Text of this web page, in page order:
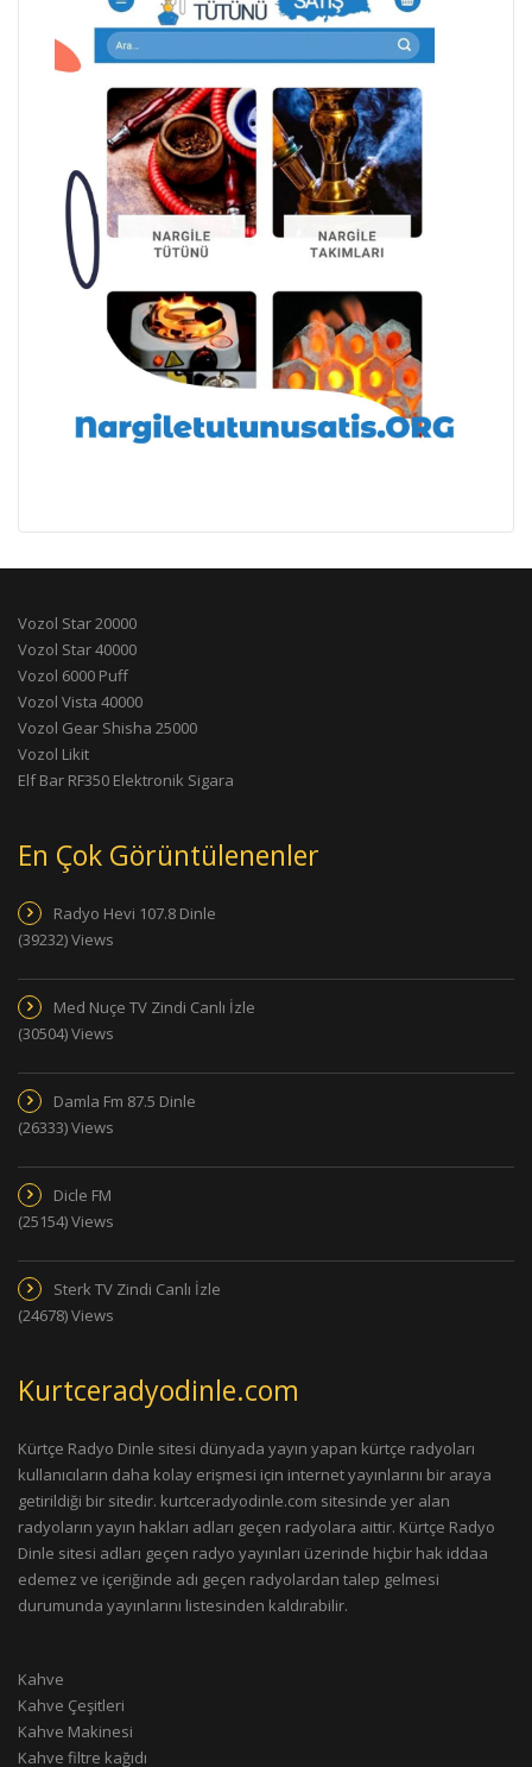
Vozol Star 20000
Vozol Star 40000
Vozol 6000 Puff
Vozol Vista 40000
Vozol Gear Shisha 25000
Vozol Likit
Elf Bar RF350 Elektronik Sigara
En Çok Görüntülenenler
Radyo Hevi 107.8 Dinle
(39232) Views
Med Nuçe TV Zindi Canlı İzle
(30504) Views
Damla Fm 87.5 Dinle
(26333) Views
Dicle FM
(25154) Views
Sterk TV Zindi Canlı İzle
(24678) Views
Kurtceradyodinle.com
Kürtçe Radyo Dinle sitesi dünyada yayın yapan kürtçe radyoları
kullanıcıların daha kolay erişmesi için internet yayınlarını bir araya
getirildiği bir sitedir. kurtceradyodinle.com sitesinde yer alan
radyoların yayın hakları adları geçen radyolara aittir. Kürtçe Radyo
Dinle sitesi adları geçen radyo yayınları üzerinde hiçbir hak iddaa
edemez ve içeriğinde adı geçen radyolardan talep gelmesi
durumunda yayınlarını listesinden kaldırabilir.
Kahve
Kahve Çeşitleri
Kahve Makinesi
Kahve filtre kağıdı